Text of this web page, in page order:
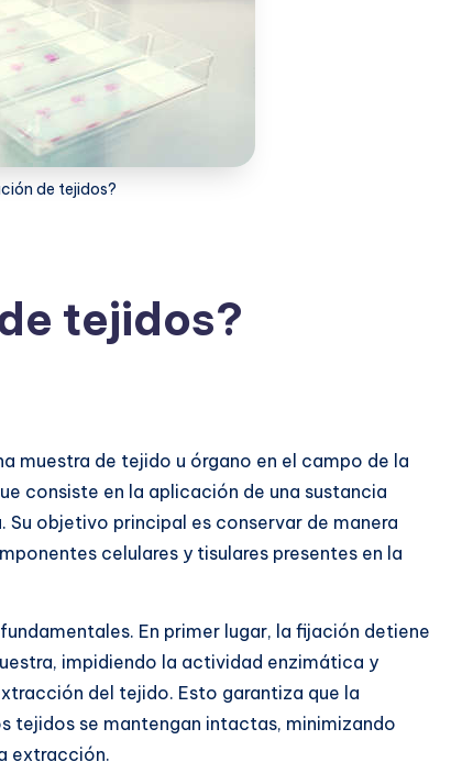
de tejidos?
tejidos?
muestra de tejido u órgano en el campo de la
consiste en la aplicación de una sustancia
Su objetivo principal es conservar de manera
celulares y tisulares presentes en la
En primer lugar, la fijación detiene
impidiendo la actividad enzimática y
del tejido. Esto garantiza que la
tejidos se mantengan intactas, minimizando
extracción.